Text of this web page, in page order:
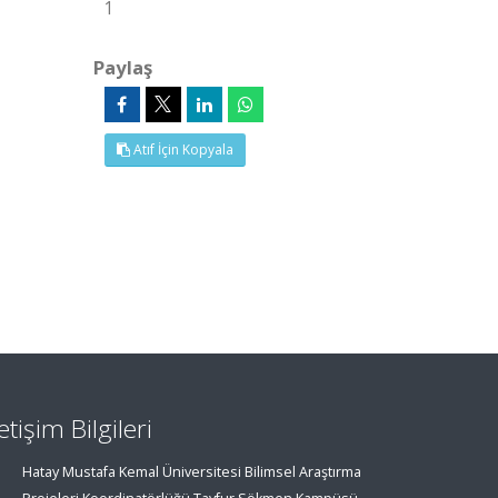
1
Paylaş
Atıf İçin Kopyala
Bilgileri
Hatay Mustafa Kemal Üniversitesi Bilimsel Araştırma